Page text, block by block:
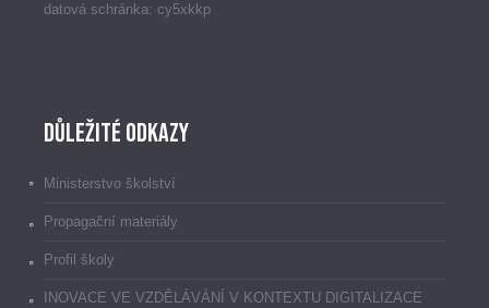
datová schránka: cy5xkkp
Důležité odkazy
Ministerstvo školství
Propagační materiály
Profil školy
INOVACE VE VZDĚLÁVÁNÍ V KONTEXTU DIGITALIZACE